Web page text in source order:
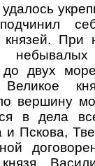
князей.
до двух
вершину
в дела
и Пскова,
князя